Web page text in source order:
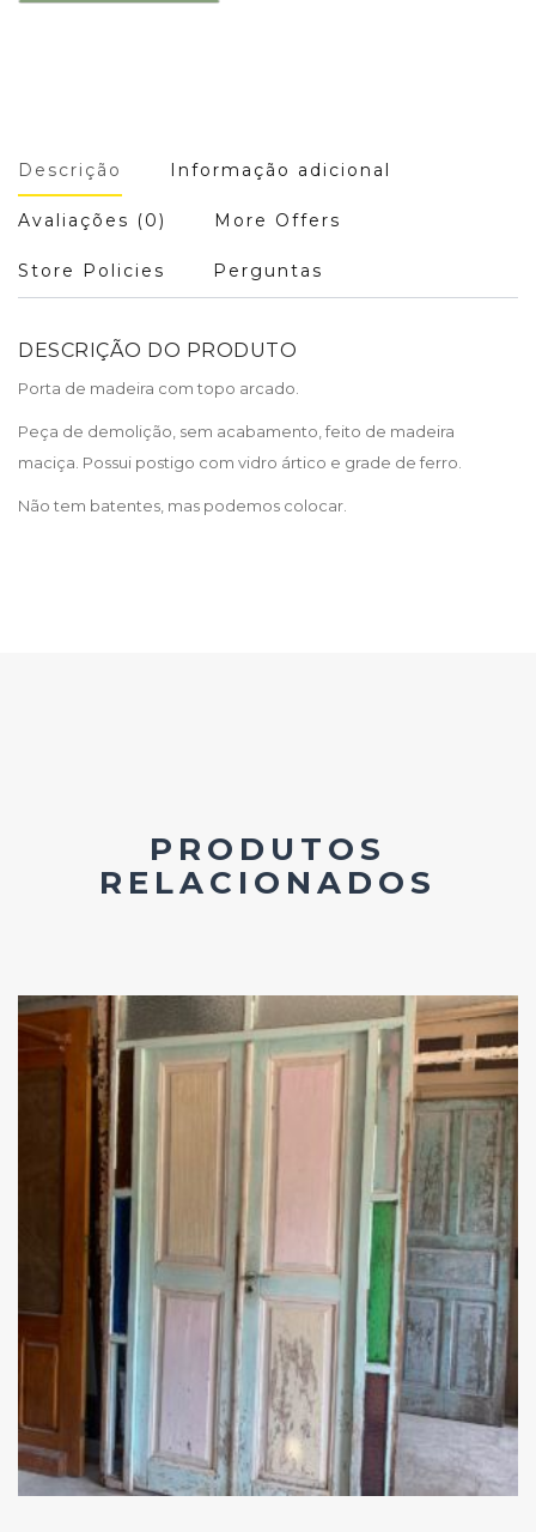
Descrição Informação adicional
Avaliações (0) More Offers
Store Policies Perguntas
DESCRIÇÃO DO PRODUTO
Porta de madeira com topo arcado.
Peça de demolição, sem acabamento, feito de madeira
maciça. Possui postigo com vidro ártico e grade de ferro.
Não tem batentes, mas podemos colocar.
PRODUTOS
RELACIONADOS
ao
Favoritos